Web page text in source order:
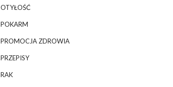
OTYŁOŚĆ
POKARM
PROMOCJA ZDROWIA
PRZEPISY
RAK